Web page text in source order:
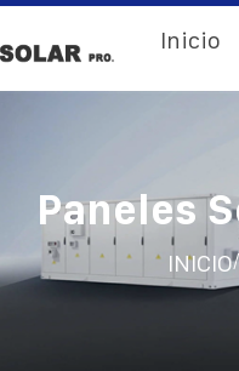
Inicio
Paneles
INICIO/